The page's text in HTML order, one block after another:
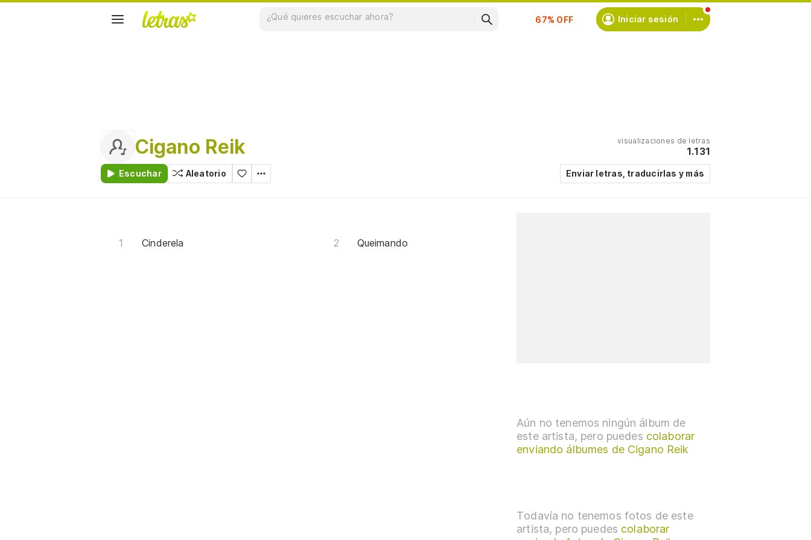
Suscríbete
Iniciar sesión
Cigano Reik
Escuchar Aleatorio
visualizaciones de letras
1.131
Enviar letras, traducirlas y más
Cinderela Queimando
Aún no tenemos ningún álbum de
este artista, pero puedes colaborar
enviando álbumes de Cigano Reik
Todavía no tenemos fotos de este
artista, pero puedes colaborar